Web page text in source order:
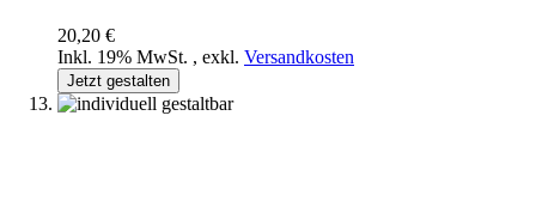
20,20 €
Inkl. 19% MwSt. , exkl. Versandkosten
Jetzt gestalten